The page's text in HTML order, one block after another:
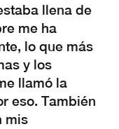
llena de
me ha
lo que más
y los
llamó la
eso. También
mis